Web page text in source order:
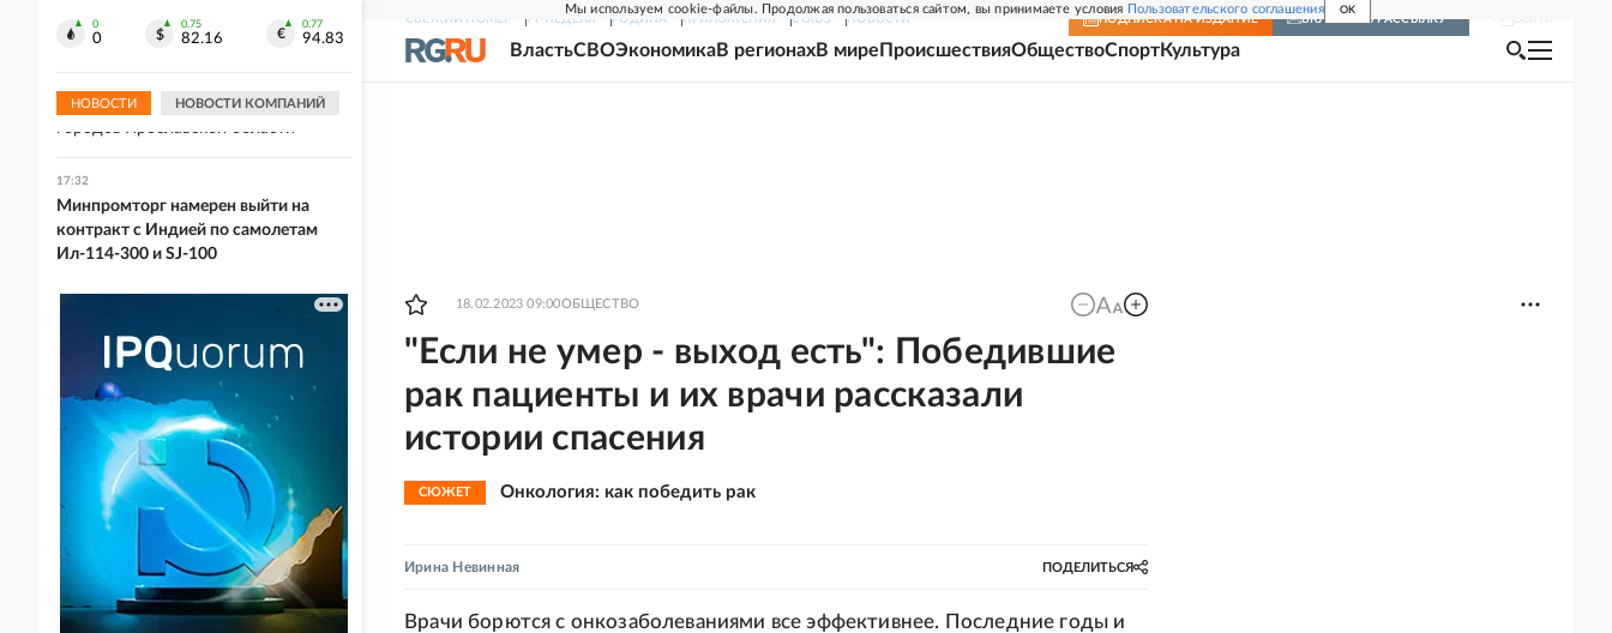
Мы используем cookie-файлы. Продолжая пользоваться сайтом, вы принимаете условия Пользовательского соглашения OK
СВЕЖИЙ НОМЕР РГ-НЕДЕЛЯ РОДИНА ПРИЛОЖЕНИЯ СОЮЗ НОВОСТИ ПОДПИСКА НА ИЗДАНИЕ ВКЛЮЧИТЬ РАССЫЛКУ
ВластьСВОЭкономикаВ регионахВ мире ПроисшествияОбществоСпортКультура
18.02.2023 09:00ОБЩЕСТВО
"Если не умер - выход есть": Победившие
рак пациенты и их врачи рассказали
истории спасения
СЮЖЕТ Онкология: как победить рак
Ирина Невинная ПОДЕЛИТЬСЯ
Врачи борются с онкозаболеваниями все эффективнее. Последние годы и
0
0
0.75
82.16
0.77
94.83
НОВОСТИ НОВОСТИ КОМПАНИЙ
"осиротевших" деревнях
Кубок Гагарина покажут жителям
городов Ярославской области
17:32
Минпромторг намерен выйти на
контракт с Индией по самолетам
Ил-114-300 и SJ-100